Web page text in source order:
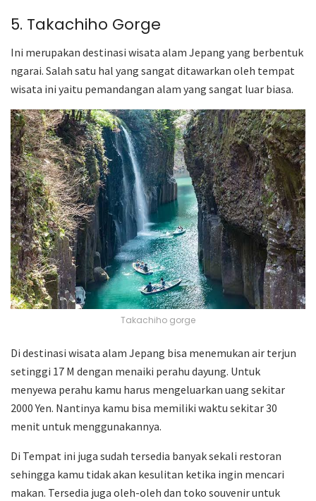
5. Takachiho Gorge
Ini merupakan destinasi wisata alam Jepang yang berbentuk
ngarai. Salah satu hal yang sangat ditawarkan oleh tempat
wisata ini yaitu pemandangan alam yang sangat luar biasa.
Takachiho gorge
Di destinasi wisata alam Jepang bisa menemukan air terjun
setinggi 17 M dengan menaiki perahu dayung. Untuk
menyewa perahu kamu harus mengeluarkan uang sekitar
2000 Yen. Nantinya kamu bisa memiliki waktu sekitar 30
menit untuk menggunakannya.
Di Tempat ini juga sudah tersedia banyak sekali restoran
sehingga kamu tidak akan kesulitan ketika ingin mencari
makan. Tersedia juga oleh-oleh dan toko souvenir untuk